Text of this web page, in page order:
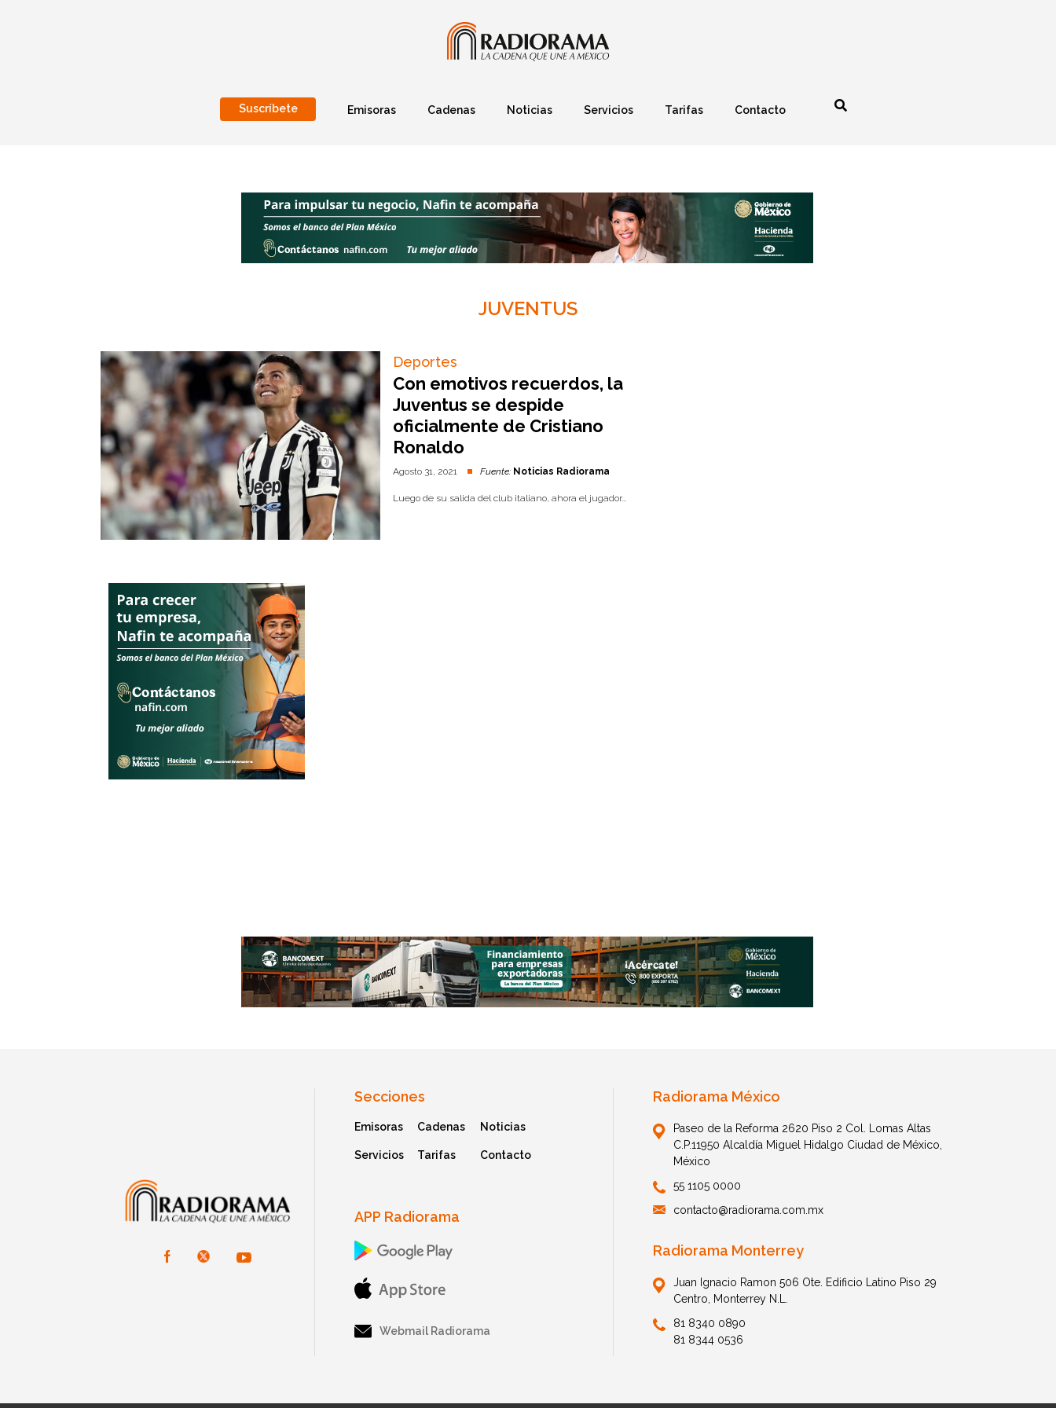
Suscríbete Emisoras Cadenas Noticias Servicios Tarifas Contacto
JUVENTUS
Deportes
Con emotivos recuerdos, la
Juventus se despide
oficialmente de Cristiano
Ronaldo
Agosto 31, 2021 Fuente: Noticias Radiorama
Luego de su salida del club italiano, ahora el jugador...
Secciones
Emisoras Cadenas Noticias
Servicios Tarifas Contacto
APP Radiorama
Webmail Radiorama
Radiorama México
Paseo de la Reforma 2620 Piso 2 Col. Lomas Altas
C.P.11950 Alcaldía Miguel Hidalgo Ciudad de México,
México
55 1105 0000
contacto@radiorama.com.mx
Radiorama Monterrey
Juan Ignacio Ramon 506 Ote. Edificio Latino Piso 29
Centro, Monterrey N.L.
81 8340 0890
81 8344 0536